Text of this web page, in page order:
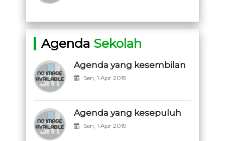
Agenda Sekolah
Agenda yang kesembilan
Sen, 1 Apr 2019
Agenda yang kesepuluh
Sen, 1 Apr 2019